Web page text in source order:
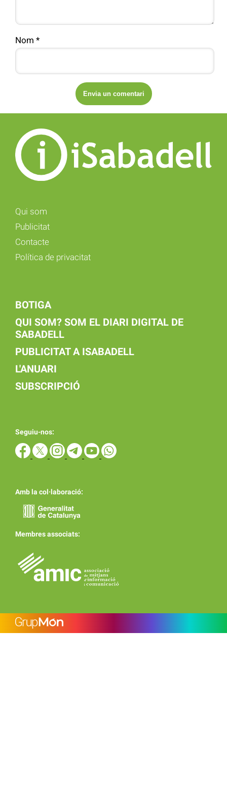
Nom *
Qui som
Publicitat
Contacte
Política de privacitat
BOTIGA
QUI SOM? SOM EL DIARI DIGITAL DE
SABADELL
PUBLICITAT A ISABADELL
L'ANUARI
SUBSCRIPCIÓ
Seguiu-nos:
Amb la col·laboració:
Membres associats: